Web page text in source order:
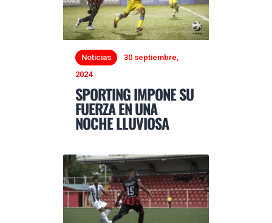
Noticias
30 septiembre,
2024
SPORTING IMPONE SU
FUERZA EN UNA
NOCHE LLUVIOSA